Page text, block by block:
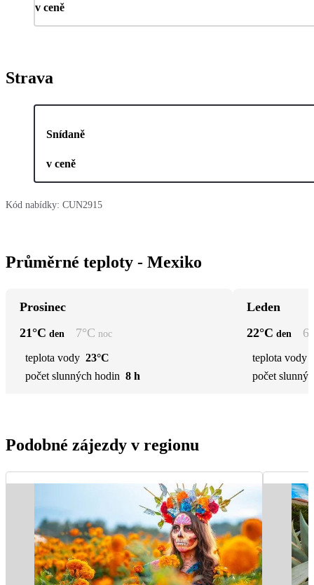
v ceně
Strava
Snídaně
v ceně
Kód nabídky: CUN2915
Průměrné teploty - Mexiko
Prosinec
21°C den 7°C noc
teplota vody 23°C
počet slunných hodin 8 h
Leden
22°C den 6
teplota vody
počet
Podobné zájezdy v regionu